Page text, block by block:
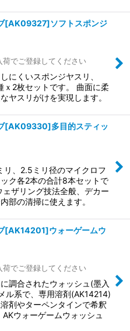
[AK09327]ソフトスポンジ
でご登録してください
にくいスポンジヤスリ、
2枚セットです。 曲面に柔
ヤスリがけを実現します。
[AK09330]多目的スティッ
リ、2.5ミリ径のマイクロフ
ク各2本の合計8本セットで
ザリング技法全般、デカー
部の清掃に使えます。
[AK14201]ウォーゲームウ
でご登録してください
調合されたウォッシュ(墨入
ル系で、専用溶剤(AK14214)
剤やターペンタインで希釈
ウォーゲームウォッシュ